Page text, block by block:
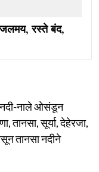
जलमय, रस्ते बंद,
नाले ओसंडून
तानसा, सूर्या, देहेरजा,
तानसा नदीने